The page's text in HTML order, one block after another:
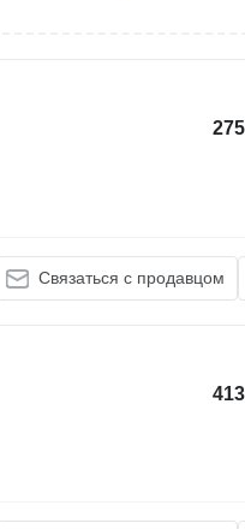
Связаться с продавцом